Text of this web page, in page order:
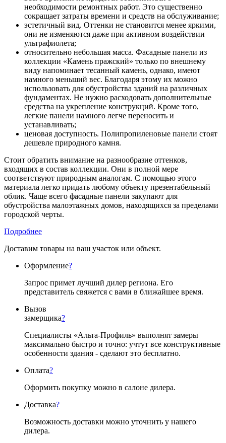
необходимости ремонтных работ. Это существенно
сокращает затраты времени и средств на обслуживание;
эстетичный вид. Оттенки не становится менее яркими,
они не изменяются даже при активном воздействии
ультрафиолета;
относительно небольшая масса. Фасадные панели из
коллекции «Камень пражский» только по внешнему
виду напоминает тесанный камень, однако, имеют
намного меньший вес. Благодаря этому их можно
использовать для обустройства зданий на различных
фундаментах. Не нужно расходовать дополнительные
средства на укрепление конструкций. Кроме того,
легкие панели намного легче переносить и
устанавливать;
ценовая доступность. Полипропиленовые панели стоят
дешевле природного камня.
Стоит обратить внимание на разнообразие оттенков,
входящих в состав коллекции. Они в полной мере
соответствуют природным аналогам. С помощью этого
материала легко придать любому объекту презентабельный
облик. Чаще всего фасадные панели закупают для
обустройства малоэтажных домов, находящихся за пределами
городской черты.
Подробнее
Доставим товары на ваш участок или объект.
Оформление?
Запрос примет лучший дилер региона. Его
представитель свяжется с вами в ближайшее время.
Вызов
замерщика?
Специалисты «Альта-Профиль» выполнят замеры
максимально быстро и точно: учтут все конструктивные
особенности здания - сделают это бесплатно.
Оплата?
Оформить покупку можно в салоне дилера.
Доставка?
Возможность доставки можно уточнить у нашего
дилера.